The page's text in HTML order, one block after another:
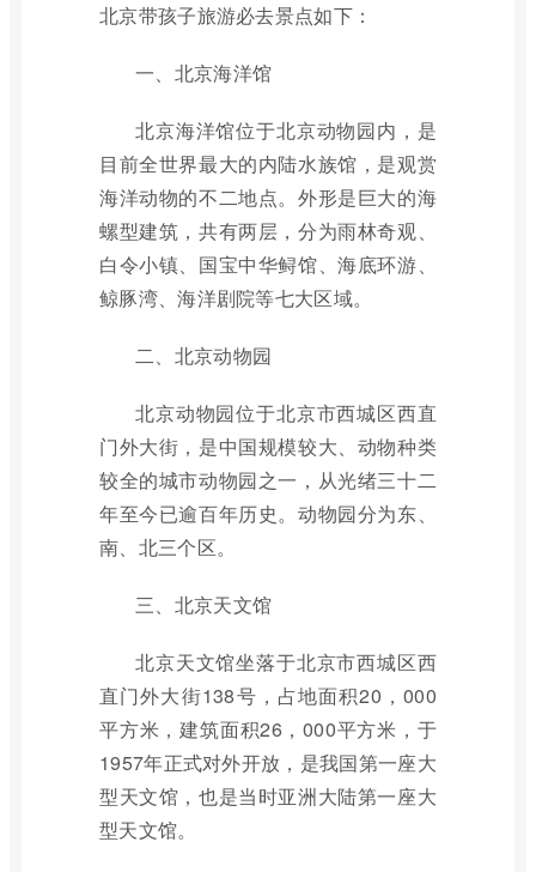
北京带孩子旅游必去景点如下：
一、北京海洋馆
北京海洋馆位于北京动物园内，是
目前全世界最大的内陆水族馆，是观赏
海洋动物的不二地点。外形是巨大的海
螺型建筑，共有两层，分为雨林奇观、
白令小镇、国宝中华鲟馆、海底环游、
鲸豚湾、海洋剧院等七大区域。
二、北京动物园
北京动物园位于北京市西城区西直
门外大街，是中国规模较大、动物种类
较全的城市动物园之一，从光绪三十二
年至今已逾百年历史。动物园分为东、
南、北三个区。
三、北京天文馆
北京天文馆坐落于北京市西城区西
直门外大街138号，占地面积20，000
平方米，建筑面积26，000平方米，于
1957年正式对外开放，是我国第一座大
型天文馆，也是当时亚洲大陆第一座大
型天文馆。